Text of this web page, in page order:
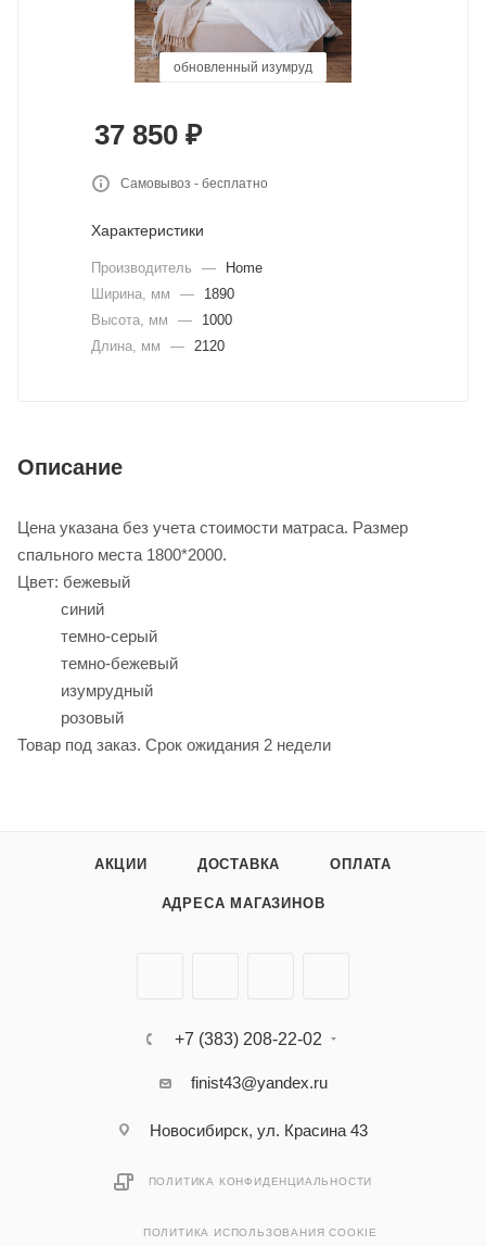
бежевый
синий
синий
темно-бежевый
обновленный изумруд
37 850 ₽
Самовывоз - бесплатно
Характеристики
Производитель —
Home
Ширина, мм
—
1890
Высота, мм
—
1000
Длина, мм
— 2120
Описание
Цена указана без учета стоимости матраса. Размер
спального места 1800*2000.
Цвет: бежевый
синий
темно-серый
темно-бежевый
изумрудный
розовый
Товар под заказ. Срок ожидания 2 недели
АКЦИИ ДОСТАВКА ОПЛАТА
АДРЕСА МАГАЗИНОВ
+7 (383) 208-22-02
finist43@yandex.ru
Новосибирск, ул. Красина 43
ПОЛИТИКА КОНФИДЕНЦИАЛЬНОСТИ
ПОЛИТИКА ИСПОЛЬЗОВАНИЯ COOKIE